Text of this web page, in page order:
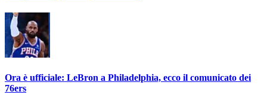
Ora è ufficiale: LeBron a Philadelphia, ecco il comunicato dei
76ers